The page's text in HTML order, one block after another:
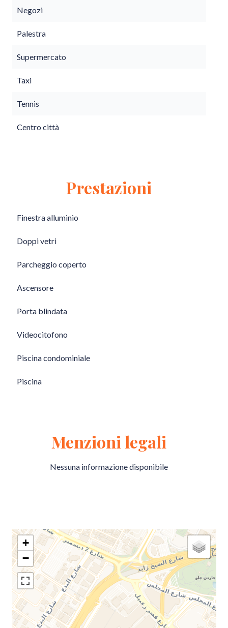
Negozi
Palestra
Supermercato
Taxi
Tennis
Centro città
Prestazioni
Finestra alluminio
Doppi vetri
Parcheggio coperto
Ascensore
Porta blindata
Videocitofono
Piscina condominiale
Piscina
Menzioni legali
Nessuna informazione disponibile
+
−